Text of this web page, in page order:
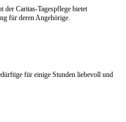
der Caritas-Tagespflege bietet
für deren Angehörige.
für einige Stunden liebevoll und